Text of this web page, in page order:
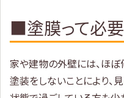
■塗膜って必要
家や建物の外壁には、ほぼ
塗装をしないことにより、